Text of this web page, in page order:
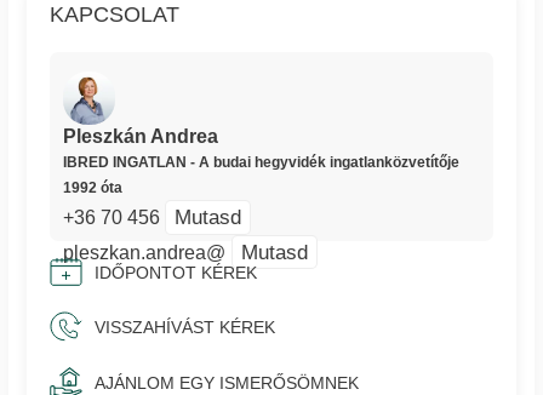
KAPCSOLAT
Pleszkán Andrea
IBRED INGATLAN - A budai hegyvidék ingatlanközvetítője
1992 óta
+36 70 456 Mutasd
pleszkan.andrea@ Mutasd
IDŐPONTOT KÉREK
VISSZAHÍVÁST KÉREK
AJÁNLOM EGY ISMERŐSÖMNEK